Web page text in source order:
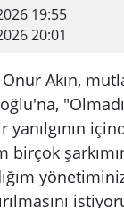
19:55
20:01
Onur Akın,
yanılgının
birçok